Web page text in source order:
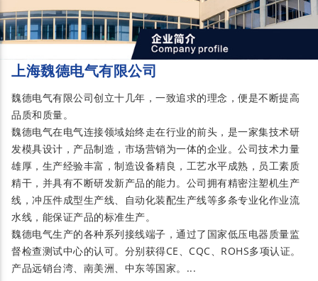
上海魏德电气有限公司
魏德电气有限公司创立十几年，一致追求的理念，便是不断提高
品质和质量。
魏德电气在电气连接领域始终走在行业的前头，是一家集技术研
发模具设计，产品制造，市场营销为一体的企业。公司技术力量
雄厚，生产经验丰富，制造设备精良，工艺水平成熟，员工素质
精干，并具有不断研发新产品的能力。公司拥有精密注塑机生产
线，冲压件成型生产线、自动化装配生产线等多条专业化作业流
水线，能保证产品的标准生产。
魏德电气生产的各种系列接线端子，通过了国家低压电器质量监
督检查测试中心的认可。分别获得CE、CQC、ROHS多项认证。
产品远销台湾、南美洲、中东等国家。...